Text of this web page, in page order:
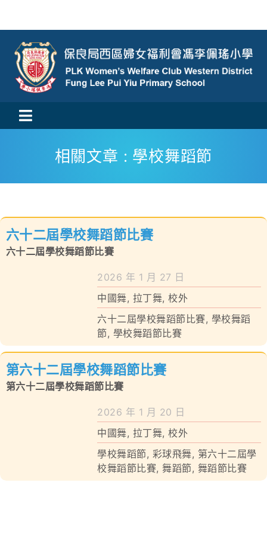
content
Toggle
Navigation
活動消息
校風及學生支援
聯絡我們
相關文章 : 學校舞蹈節
六十二屆學校舞蹈節比賽
六十二屆學校舞蹈節比賽
2026 年 1 月 27 日
中國舞, 拉丁舞,校外
六十二屆學校舞蹈節比賽, 學校舞蹈
節, 學校舞蹈節比賽
第六十二屆學校舞蹈節比賽
第六十二屆學校舞蹈節比賽
2026 年 1 月 20 日
中國舞, 拉丁舞,校外
學校舞蹈節, 彩球飛舞, 第六十二屆學
校舞蹈節比賽,舞蹈節, 舞蹈節比賽